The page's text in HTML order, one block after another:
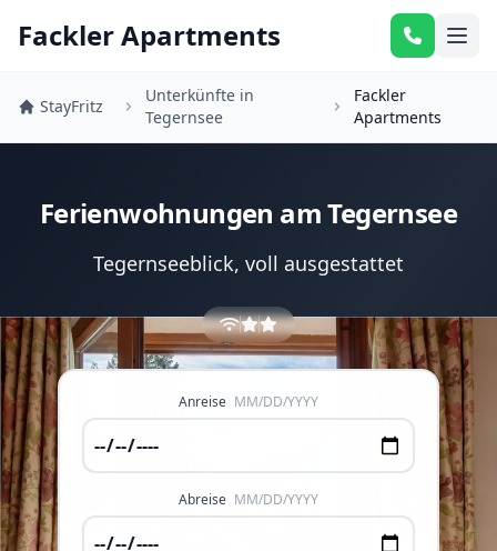
Fackler Apartments
StayFritz
Unterkünfte in
Tegernsee
Fackler
Apartments
Ferienwohnungen am Tegernsee
Tegernseeblick, voll ausgestattet
Anreise MM/DD/YYYY
Abreise MM/DD/YYYY